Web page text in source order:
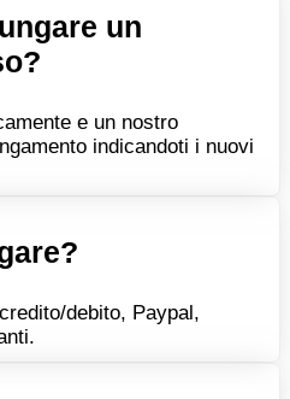
un
e un nostro
indicandoti i nuovi
debito, Paypal,